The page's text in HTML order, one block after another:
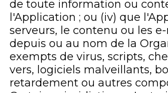
de toute information ou
l'Application ; ou (iv) que
serveurs, le contenu ou les
depuis ou au nom de la
exempts de virus, scripts,
vers, logiciels malveillants,
retardement ou autres